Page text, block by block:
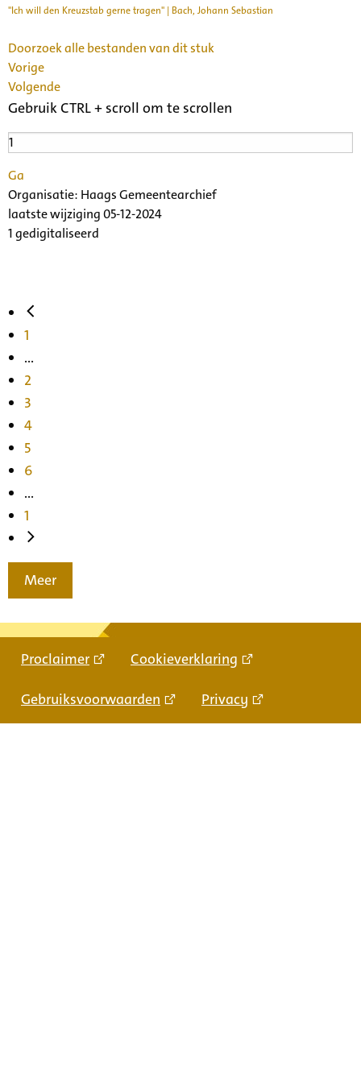
"Ich will den Kreuzstab gerne tragen" | Bach, Johann Sebastian
Doorzoek alle bestanden van dit stuk
Vorige
Volgende
Gebruik CTRL + scroll om te scrollen
Ga
Organisatie: Haags Gemeentearchief
laatste wijziging 05-12-2024
1 gedigitaliseerd
1
...
2
3
4
5
6
...
1
Meer
Proclaimer Cookieverklaring
Gebruiksvoorwaarden Privacy